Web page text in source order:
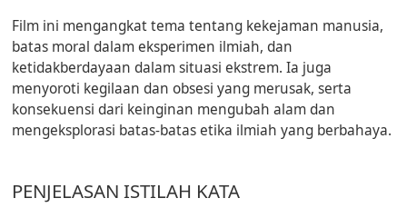
Film ini mengangkat tema tentang kekejaman manusia,
batas moral dalam eksperimen ilmiah, dan
ketidakberdayaan dalam situasi ekstrem. Ia juga
menyoroti kegilaan dan obsesi yang merusak, serta
konsekuensi dari keinginan mengubah alam dan
mengeksplorasi batas-batas etika ilmiah yang berbahaya.
PENJELASAN ISTILAH KATA